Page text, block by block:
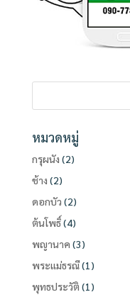
หมวดหมู่
กรุผนัง (2)
ช้าง (2)
ดอกบัว (2)
ต้นโพธิ์(4)
พญานาค (3)
พระแม่ธรณี(1)
พุทธประวัติ (1)